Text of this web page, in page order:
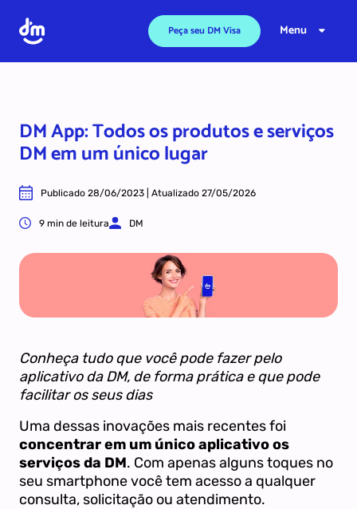
Peça seu DM Visa Menu
DM App: Todos os produtos e serviços
DM em um único lugar
Publicado 28/06/2023 | Atualizado 27/05/2026
9 min de leitura DM
Conheça tudo que você pode fazer pelo
aplicativo da DM, de forma prática e que pode
facilitar os seus dias
Uma dessas inovações mais recentes foi
concentrar em um único aplicativo os
serviços da DM. Com apenas alguns toques no
seu smartphone você tem acesso a qualquer
consulta, solicitação ou atendimento.